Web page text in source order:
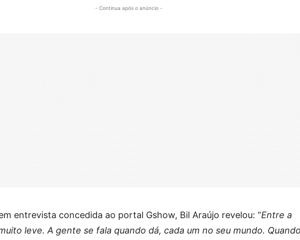
- Continua após o anúncio -
entrevista concedida ao portal Gshow, Bil Araújo revelou: “Entre a
leve. A gente se fala quando dá, cada um no seu mundo. Quando